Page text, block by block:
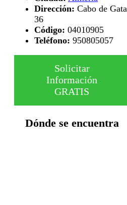
Dirección: Cabo de Gata
36
Código: 04010905
Teléfono: 950805057
Solicitar
Información
GRATIS
Dónde se encuentra